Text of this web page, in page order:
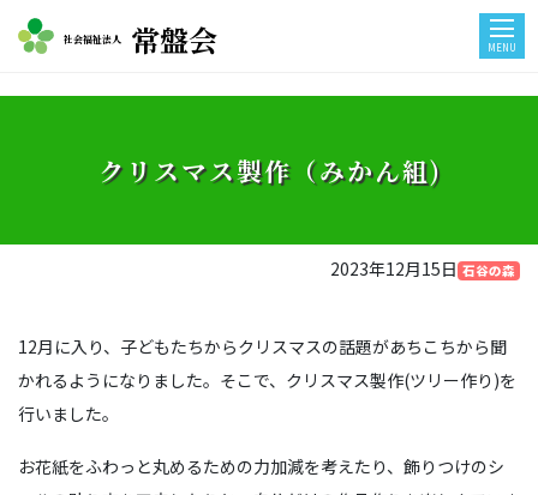
社会福祉法人 常盤会 MENU
クリスマス製作（みかん組)
2023年12月15日 石谷の森
12月に入り、子どもたちからクリスマスの話題があちこちから聞
かれるようになりました。そこで、クリスマス製作(ツリー作り)を
行いました。
お花紙をふわっと丸めるための力加減を考えたり、飾りつけのシ